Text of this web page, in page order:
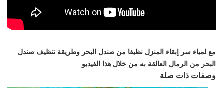
مع لمياء سر إبقاء المنزل نظيفا من صندل البحر وطريقة تنظيف صندل
البحر من الرمال العالقة به من خلال هذا الفيديو
وصفات ذات صلة